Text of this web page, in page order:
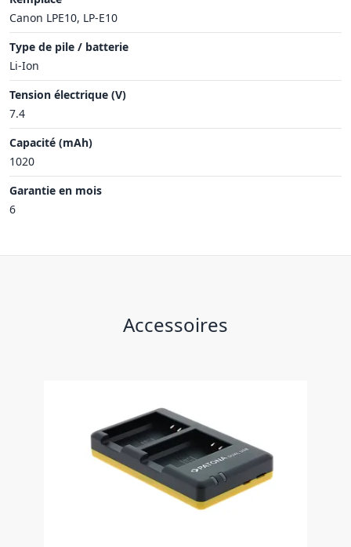
Canon LPE10, LP-E10
Type de pile / batterie
Li-Ion
Tension électrique (V)
7.4
Capacité (mAh)
1020
Garantie en mois
6
Accessoires